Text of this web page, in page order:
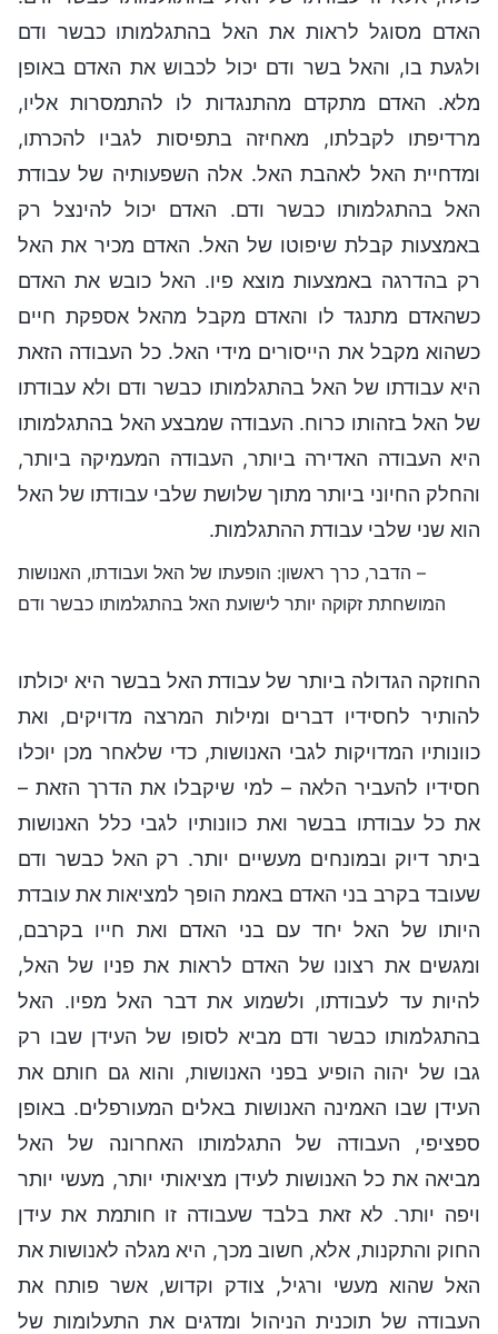
האדם מסוגל לראות את האל בהתגלמותו כבשר ודם
ולגעת בו, והאל בשר ודם יכול לכבוש את האדם באופן
מלא. האדם מתקדם מהתנגדות לו להתמסרות אליו,
מרדיפתו לקבלתו, מאחיזה בתפיסות לגביו להכרתו,
ומדחיית האל לאהבת האל. אלה השפעותיה של עבודת
האל בהתגלמותו כבשר ודם. האדם יכול להינצל רק
באמצעות קבלת שיפוטו של האל. האדם מכיר את האל
רק בהדרגה באמצעות מוצא פיו. האל כובש את האדם
כשהאדם מתנגד לו והאדם מקבל מהאל אספקת חיים
כשהוא מקבל את הייסורים מידי האל. כל העבודה הזאת
היא עבודתו של האל בהתגלמותו כבשר ודם ולא עבודתו
של האל בזהותו כרוח. העבודה שמבצע האל בהתגלמותו
היא העבודה האדירה ביותר, העבודה המעמיקה ביותר,
והחלק החיוני ביותר מתוך שלושת שלבי עבודתו של האל
הוא שני שלבי עבודת ההתגלמות.
– הדבר, כרך ראשון: הופעתו של האל ועבודתו, האנושות
המושחתת זקוקה יותר לישועת האל בהתגלמותו כבשר ודם
החוזקה הגדולה ביותר של עבודת האל בבשר היא יכולתו
להותיר לחסידיו דברים ומילות המרצה מדויקים, ואת
כוונותיו המדויקות לגבי האנושות, כדי שלאחר מכן יוכלו
חסידיו להעביר הלאה – למי שיקבלו את הדרך הזאת –
את כל עבודתו בבשר ואת כוונותיו לגבי כלל האנושות
ביתר דיוק ובמונחים מעשיים יותר. רק האל כבשר ודם
שעובד בקרב בני האדם באמת הופך למציאות את עובדת
היותו של האל יחד עם בני האדם ואת חייו בקרבם,
ומגשים את רצונו של האדם לראות את פניו של האל,
להיות עד לעבודתו, ולשמוע את דבר האל מפיו. האל
בהתגלמותו כבשר ודם מביא לסופו של העידן שבו רק
גבו של יהוה הופיע בפני האנושות, והוא גם חותם את
העידן שבו האמינה האנושות באלים המעורפלים. באופן
ספציפי, העבודה של התגלמותו האחרונה של האל
מביאה את כל האנושות לעידן מציאותי יותר, מעשי יותר
ויפה יותר. לא זאת בלבד שעבודה זו חותמת את עידן
החוק והתקנות, אלא, חשוב מכך, היא מגלה לאנושות את
האל שהוא מעשי ורגיל, צודק וקדוש, אשר פותח את
העבודה של תוכנית הניהול ומדגים את התעלומות של